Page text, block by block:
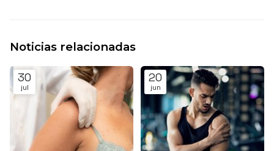
Noticias relacionadas
30
jul
20
jun